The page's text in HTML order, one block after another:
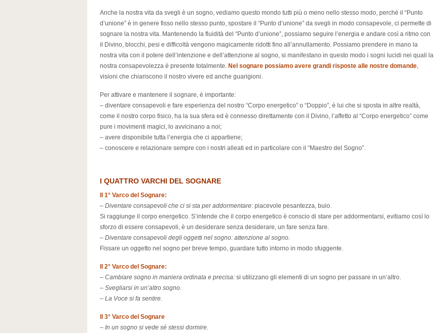
Anche la nostra vita da svegli è un sogno, vediamo questo mondo tutti più o meno nello stesso modo, perché il “Punto
d’unione” è in genere fisso nello stesso punto, spostare il “Punto d’unione” da svegli in modo consapevole, ci permette di
sognare la nostra vita. Mantenendo la fluidità del “Punto d’unione”, possiamo seguire l’energia e andare così a ritmo con
il Divino, blocchi, pesi e difficoltà vengono magicamente ridotti fino all’annullamento. Possiamo prendere in mano la
nostra vita con il potere dell’intenzione e dell’attenzione al sogno, si manifestano in questo modo i sogni lucidi nei quali la
nostra consapevolezza è presente totalmente. Nel sognare possiamo avere grandi risposte alle nostre domande,
visioni che chiariscono il nostro vivere ed anche guarigioni.
Per attivare e mantenere il sognare, è importante:
– diventare consapevoli e fare esperienza del nostro “Corpo energetico” o “Doppio”, è lui che si sposta in altre realtà,
come il nostro corpo fisico, ha la sua sfera ed è connesso direttamente con il Divino, l’affetto al “Corpo energetico” come
pure i movimenti magici, lo avvicinano a noi;
– avere disponibile tutta l’energia che ci appartiene;
– conoscere e relazionare sempre con i nostri alleati ed in particolare con il “Maestro del Sogno”.
I QUATTRO VARCHI DEL SOGNARE
Il 1° Varco del Sognare:
– Diventare consapevoli che ci si sta per addormentare: piacevole pesantezza, buio.
Si raggiunge il corpo energetico. S’intende che il corpo energetico è conscio di stare per addormentarsi, evitiamo così lo
sforzo di essere consapevoli, è un desiderare senza desiderare, un fare senza fare.
– Diventare consapevoli degli oggetti nel sogno: attenzione al sogno.
Fissare un oggetto nel sogno per breve tempo, guardare tutto intorno in modo sfuggente.
Il 2° Varco del Sognare:
– Cambiare sogno in maniera ordinata e precisa: si utilizzano gli elementi di un sogno per passare in un’altro.
– Svegliarsi in un’altro sogno.
– La Voce si fa sentire.
Il 3° Varco del Sognare
– In un sogno si vede sé stessi dormire.